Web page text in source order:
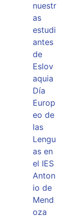
nuestr
as
estudi
antes
de
Eslov
aquia
Día
Europ
eo de
las
Lengu
as en
el IES
Anton
io de
Mend
oza